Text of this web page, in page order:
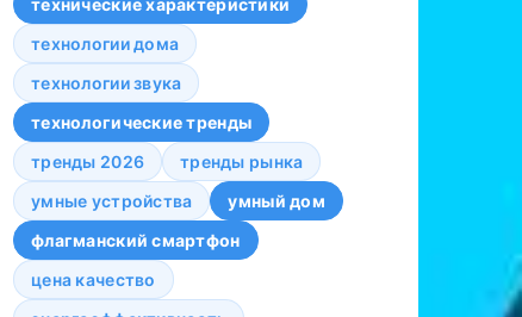
технические характеристики
технологии дома
технологии звука
технологические тренды
тренды 2026
тренды рынка
умные устройства
умный дом
флагманский смартфон
цена качество